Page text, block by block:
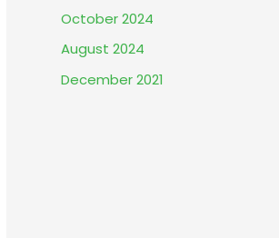
October 2024
August 2024
December 2021